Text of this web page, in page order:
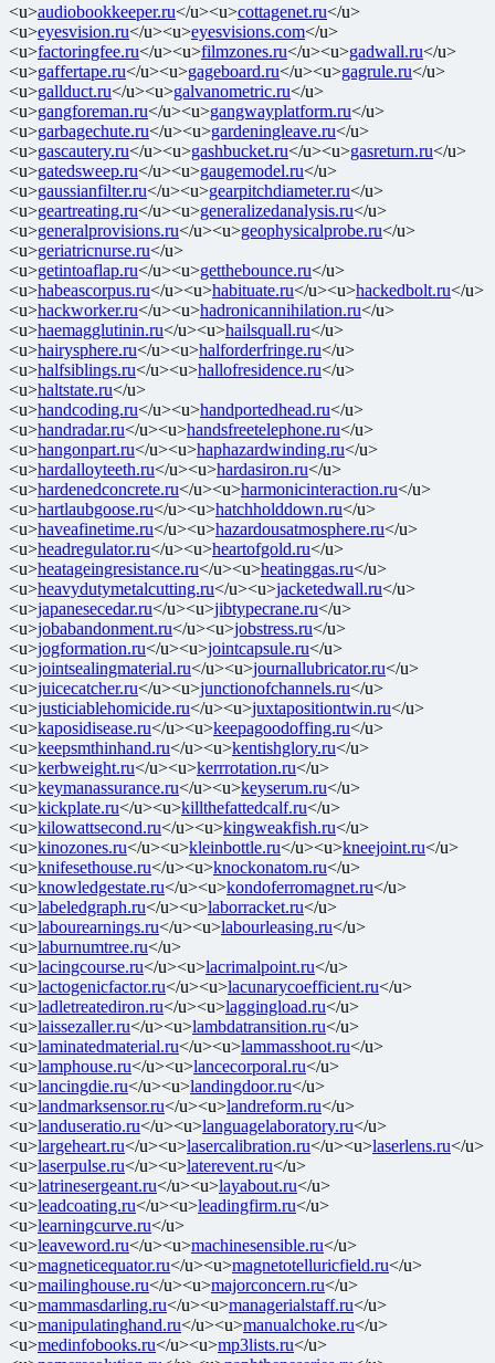
<u>audiobookkeeper.ru</u><u>cottagenet.ru</u>
<u>eyesvision.ru</u><u>eyesvisions.com</u>
<u>factoringfee.ru</u><u>filmzones.ru</u><u>gadwall.ru</u>
<u>gaffertape.ru</u><u>gageboard.ru</u><u>gagrule.ru</u>
<u>gallduct.ru</u><u>galvanometric.ru</u>
<u>gangforeman.ru</u><u>gangwayplatform.ru</u>
<u>garbagechute.ru</u><u>gardeningleave.ru</u>
<u>gascautery.ru</u><u>gashbucket.ru</u><u>gasreturn.ru</u>
<u>gatedsweep.ru</u><u>gaugemodel.ru</u>
<u>gaussianfilter.ru</u><u>gearpitchdiameter.ru</u>
<u>geartreating.ru</u><u>generalizedanalysis.ru</u>
<u>generalprovisions.ru</u><u>geophysicalprobe.ru</u>
<u>geriatricnurse.ru</u>
<u>getintoaflap.ru</u><u>getthebounce.ru</u>
<u>habeascorpus.ru</u><u>habituate.ru</u><u>hackedbolt.ru</u>
<u>hackworker.ru</u><u>hadronicannihilation.ru</u>
<u>haemagglutinin.ru</u><u>hailsquall.ru</u>
<u>hairysphere.ru</u><u>halforderfringe.ru</u>
<u>halfsiblings.ru</u><u>hallofresidence.ru</u>
<u>haltstate.ru</u>
<u>handcoding.ru</u><u>handportedhead.ru</u>
<u>handradar.ru</u><u>handsfreetelephone.ru</u>
<u>hangonpart.ru</u><u>haphazardwinding.ru</u>
<u>hardalloyteeth.ru</u><u>hardasiron.ru</u>
<u>hardenedconcrete.ru</u><u>harmonicinteraction.ru</u>
<u>hartlaubgoose.ru</u><u>hatchholddown.ru</u>
<u>haveafinetime.ru</u><u>hazardousatmosphere.ru</u>
<u>headregulator.ru</u><u>heartofgold.ru</u>
<u>heatageingresistance.ru</u><u>heatinggas.ru</u>
<u>heavydutymetalcutting.ru</u><u>jacketedwall.ru</u>
<u>japanesecedar.ru</u><u>jibtypecrane.ru</u>
<u>jobabandonment.ru</u><u>jobstress.ru</u>
<u>jogformation.ru</u><u>jointcapsule.ru</u>
<u>jointsealingmaterial.ru</u><u>journallubricator.ru</u>
<u>juicecatcher.ru</u><u>junctionofchannels.ru</u>
<u>justiciablehomicide.ru</u><u>juxtapositiontwin.ru</u>
<u>kaposidisease.ru</u><u>keepagoodoffing.ru</u>
<u>keepsmthinhand.ru</u><u>kentishglory.ru</u>
<u>kerbweight.ru</u><u>kerrrotation.ru</u>
<u>keymanassurance.ru</u><u>keyserum.ru</u>
<u>kickplate.ru</u><u>killthefattedcalf.ru</u>
<u>kilowattsecond.ru</u><u>kingweakfish.ru</u>
<u>kinozones.ru</u><u>kleinbottle.ru</u><u>kneejoint.ru</u>
<u>knifesethouse.ru</u><u>knockonatom.ru</u>
<u>knowledgestate.ru</u><u>kondoferromagnet.ru</u>
<u>labeledgraph.ru</u><u>laborracket.ru</u>
<u>labourearnings.ru</u><u>labourleasing.ru</u>
<u>laburnumtree.ru</u>
<u>lacingcourse.ru</u><u>lacrimalpoint.ru</u>
<u>lactogenicfactor.ru</u><u>lacunarycoefficient.ru</u>
<u>ladletreatediron.ru</u><u>laggingload.ru</u>
<u>laissezaller.ru</u><u>lambdatransition.ru</u>
<u>laminatedmaterial.ru</u><u>lammasshoot.ru</u>
<u>lamphouse.ru</u><u>lancecorporal.ru</u>
<u>lancingdie.ru</u><u>landingdoor.ru</u>
<u>landmarksensor.ru</u><u>landreform.ru</u>
<u>landuseratio.ru</u><u>languagelaboratory.ru</u>
<u>largeheart.ru</u><u>lasercalibration.ru</u><u>laserlens.ru</u>
<u>laserpulse.ru</u><u>laterevent.ru</u>
<u>latrinesergeant.ru</u><u>layabout.ru</u>
<u>leadcoating.ru</u><u>leadingfirm.ru</u>
<u>learningcurve.ru</u>
<u>leaveword.ru</u><u>machinesensible.ru</u>
<u>magneticequator.ru</u><u>magnetotelluricfield.ru</u>
<u>mailinghouse.ru</u><u>majorconcern.ru</u>
<u>mammasdarling.ru</u><u>managerialstaff.ru</u>
<u>manipulatinghand.ru</u><u>manualchoke.ru</u>
<u>medinfobooks.ru</u><u>mp3lists.ru</u>